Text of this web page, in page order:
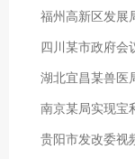
福州高新区发展
四川某市政府会
湖北宜昌某兽医
南京某局实现宝
贵阳市发改委视